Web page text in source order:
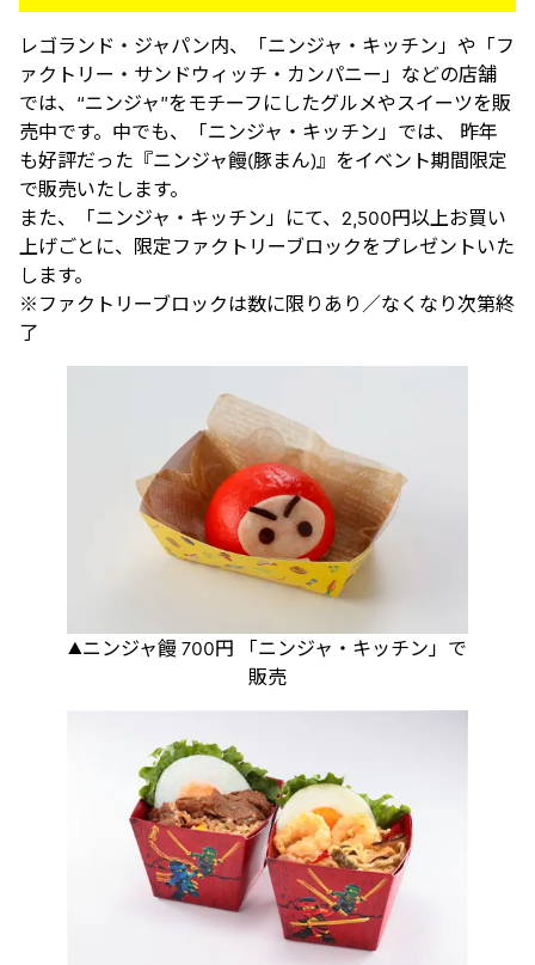
レゴランド・ジャパン内、「ニンジャ・キッチン」や「フ
ァクトリー・サンドウィッチ・カンパニー」などの店舗
では、“ニンジャ”をモチーフにしたグルメやスイーツを販
売中です。中でも、「ニンジャ・キッチン」では、 昨年
も好評だった『ニンジャ饅(豚まん)』をイベント期間限定
で販売いたします。
また、「ニンジャ・キッチン」にて、2,500円以上お買い
上げごとに、限定ファクトリーブロックをプレゼントいた
します。
※ファクトリーブロックは数に限りあり／なくなり次第終
了
▲ニンジャ饅 700円 「ニンジャ・キッチン」で
販売